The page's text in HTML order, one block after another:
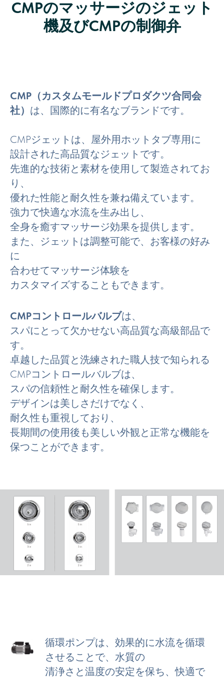
CMPのマッサージのジェット
機及びCMPの制御弁
CMP（カスタムモールドプロダクツ合同会
社） は、国際的に有名なブランドです。
CMPジェットは、屋外用ホットタブ専用に
設計された高品質なジェットです。
先進的な技術と素材を使用して製造されてお
り、
優れた性能と耐久性を兼ね備えています。
強力で快適な水流を生み出し、
全身を癒すマッサージ効果を提供します。
また、ジェットは調整可能で、お客様の好み
に
合わせてマッサージ体験を
カスタマイズすることもできます。
CMPコントロールバルブは、
スパにとって欠かせない高品質な高級部品で
す。
卓越した品質と洗練された職人技で知られる
CMPコントロールバルブは、
スパの信頼性と耐久性を確保します。
デザインは美しさだけでなく、
耐久性も重視しており、
長期間の使用後も美しい外観と正常な機能を
保つことができます。
循環ポンプは、効果的に水流を循環
させることで、水質の
清浄さと温度の安定を保ち、快適で